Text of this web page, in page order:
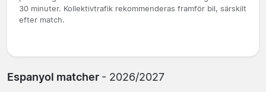
30 minuter. Kollektivtrafik rekommenderas framför bil, särskilt
efter match.
Espanyol matcher - 2026/2027